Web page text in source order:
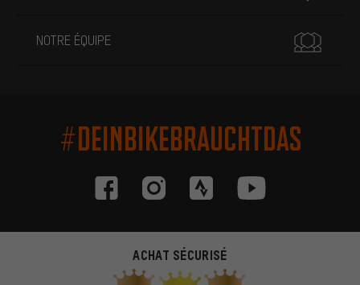
NOTRE ÉQUIPE
#DEINBIKEBRAUCHTDAS
ACHAT SÉCURISÉ